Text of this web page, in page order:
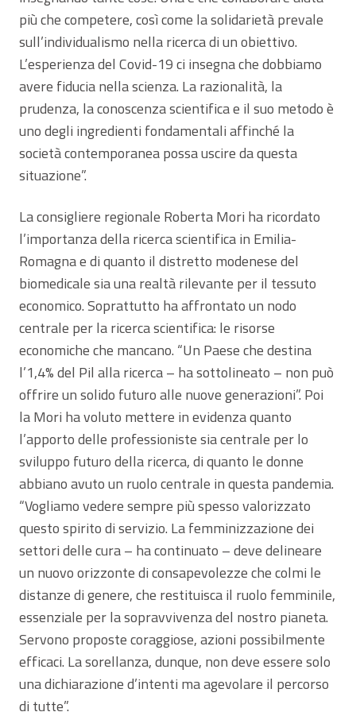
più che competere, così come la solidarietà prevale
sull’individualismo nella ricerca di un obiettivo.
L’esperienza del Covid-19 ci insegna che dobbiamo
avere fiducia nella scienza. La razionalità, la
prudenza, la conoscenza scientifica e il suo metodo è
uno degli ingredienti fondamentali affinché la
società contemporanea possa uscire da questa
situazione”.
La consigliere regionale Roberta Mori ha ricordato
l’importanza della ricerca scientifica in Emilia-
Romagna e di quanto il distretto modenese del
biomedicale sia una realtà rilevante per il tessuto
economico. Soprattutto ha affrontato un nodo
centrale per la ricerca scientifica: le risorse
economiche che mancano. “Un Paese che destina
l’1,4% del Pil alla ricerca – ha sottolineato – non può
offrire un solido futuro alle nuove generazioni”. Poi
la Mori ha voluto mettere in evidenza quanto
l’apporto delle professioniste sia centrale per lo
sviluppo futuro della ricerca, di quanto le donne
abbiano avuto un ruolo centrale in questa pandemia.
“Vogliamo vedere sempre più spesso valorizzato
questo spirito di servizio. La femminizzazione dei
settori delle cura – ha continuato – deve delineare
un nuovo orizzonte di consapevolezze che colmi le
distanze di genere, che restituisca il ruolo femminile,
essenziale per la sopravvivenza del nostro pianeta.
Servono proposte coraggiose, azioni possibilmente
efficaci. La sorellanza, dunque, non deve essere solo
una dichiarazione d’intenti ma agevolare il percorso
di tutte”.